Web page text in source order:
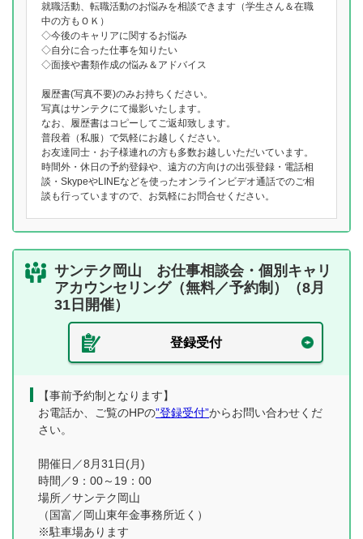
就職活動、転職活動のお悩みを相談できます（学生さん＆在職
中の方もＯＫ）
◇今後のキャリアに関するお悩み
◇自分に合った仕事を知りたい
◇面接や書類作成の悩み＆アドバイス
履歴書(写真不要)のみお持ちください。
写真はサンテクにて撮影いたします。
なお、履歴書はコピーしてご返却致します。
普段着（私服）で気軽にお越しください。
お友達同士・お子様連れの方も多数お越しいただいています。
時間外・休日の予約登録や、遠方の方向けの出張登録・電話相
談・SkypeやLINEなどを使ったオンラインビデオ通話でのご相
談も行っていますので、お気軽にお問合せください。
サンテク岡山 お仕事相談会・個別キャリ
アカウンセリング（無料／予約制）（8月
31日開催）
登録受付
【事前予約制となります】
お電話か、ご覧のHPの”登録受付”からお問い合わせくだ
さい。
開催日／8月31日(月)
時間／9：00～19：00
場所／サンテク岡山
（国富／岡山東年金事務所近く）
※駐車場あります